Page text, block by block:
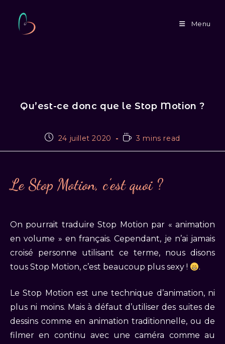
content
Menu
Qu’est-ce donc que le Stop Motion ?
Publication
24 juillet 2020
Temps3 mins read
Le Stop Motion, c’est quoi ?
On pourrait traduire Stop Motion par « animation
en volume » en français. Cependant, je n’ai jamais
croisé personne utilisant ce terme, nous disons
tous Stop Motion, c’est beaucoup plus sexy !
.
Le Stop Motion est une technique d’animation, ni
plus ni moins. Mais à défaut d’utiliser des suites de
dessins comme en animation traditionnelle, ou de
filmer en continu avec une caméra comme au